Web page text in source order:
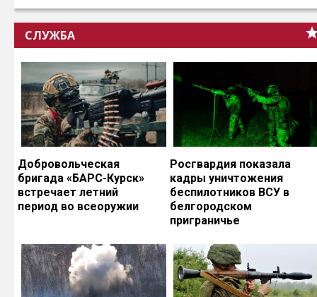
СЛУЖБА
Добровольческая
бригада «БАРС-Курск»
встречает летний
период во всеоружии
Росгвардия показала
кадры уничтожения
беспилотников ВСУ в
белгородском
приграничье